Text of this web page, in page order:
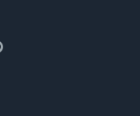
Pinterest